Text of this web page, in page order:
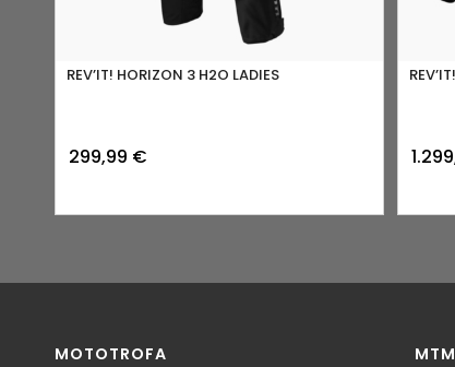
REV’IT! HORIZON 3 H2O LADIES
299,99 €
MOTOTROFA